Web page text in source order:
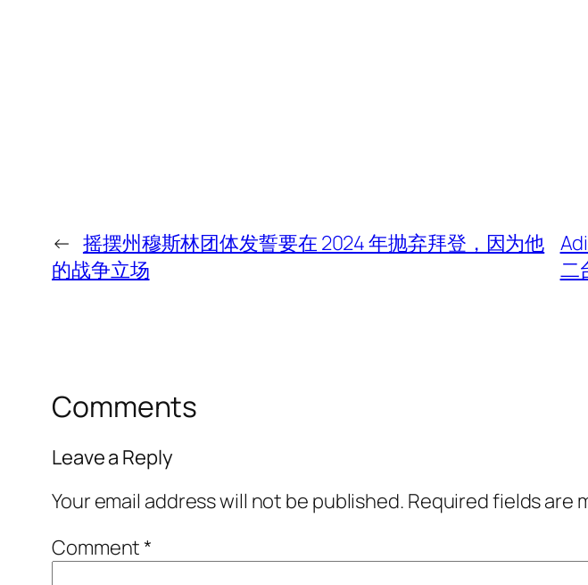
← 摇摆州穆斯林团体发誓要在 2024 年抛弃拜登，因为他
的战争立场
二
Comments
Leave a Reply
Your email address will not be published. Required fields are
Comment*